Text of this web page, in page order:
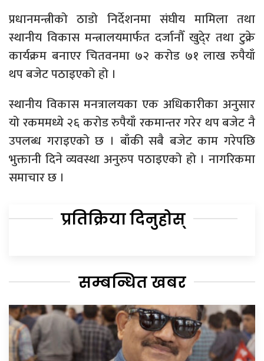
प्रधानमन्त्रीको ठाडो निर्देशनमा संघीय मामिला तथा
स्थानीय विकास मन्त्रालयमार्फत दर्जानौँ खुदे्र तथा टुक्रे
कार्यक्रम बनाएर चितवनमा ७२ करोड ७१ लाख रुपैयाँ
थप बजेट पठाइएको हो ।
स्थानीय विकास मनत्रालयका एक अधिकारीका अनुसार
यो रकममध्ये २६ करोड रुपैयाँ रकमान्तर गरेर थप बजेट नै
उपलब्ध गराइएको छ । बाँकी सबै बजेट काम गरेपछि
भुक्तानी दिने व्यवस्था अनुरुप पठाइएको हो । नागरिकमा
समाचार छ ।
प्रतिक्रिया दिनुहोस्
सम्बन्धित खबर